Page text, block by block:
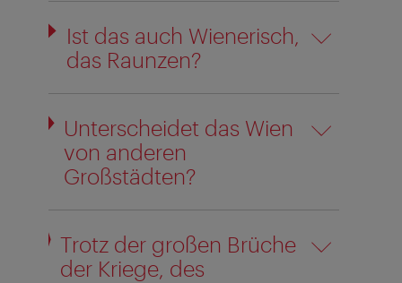
Ist das auch Wienerisch,
das Raunzen?
Unterscheidet das Wien
von anderen
Großstädten?
Trotz der großen Brüche
der Kriege, des